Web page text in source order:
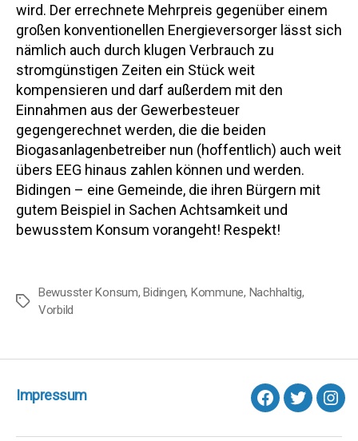
wird. Der errechnete Mehrpreis gegenüber einem
großen konventionellen Energieversorger lässt sich
nämlich auch durch klugen Verbrauch zu
stromgünstigen Zeiten ein Stück weit
kompensieren und darf außerdem mit den
Einnahmen aus der Gewerbesteuer
gegengerechnet werden, die die beiden
Biogasanlagenbetreiber nun (hoffentlich) auch weit
übers EEG hinaus zahlen können und werden.
Bidingen – eine Gemeinde, die ihren Bürgern mit
gutem Beispiel in Sachen Achtsamkeit und
bewusstem Konsum vorangeht! Respekt!
Schlagwörter
Bewusster Konsum,Bidingen, Kommune, Nachhaltig,
Vorbild
Impressum
facebook
Twitter